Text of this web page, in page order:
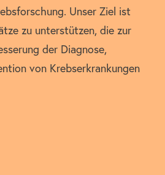
Unser Ziel ist
zu unterstützen, die zur
der Diagnose,
von Krebserkrankungen